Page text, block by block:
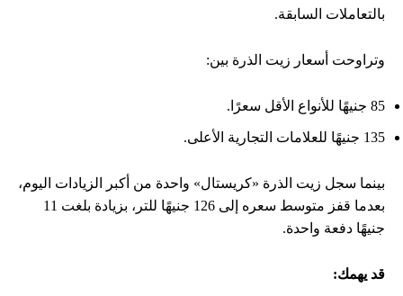
بالتعاملات السابقة.
وتراوحت أسعار زيت الذرة بين:
85 جنيهًا للأنواع الأقل سعرًا.
135 جنيهًا للعلامات التجارية الأعلى.
بينما سجل زيت الذرة «كريستال» واحدة من أكبر الزيادات اليوم،
بعدما قفز متوسط سعره إلى 126 جنيهًا للتر، بزيادة بلغت 11
جنيهًا دفعة واحدة.
قد يهمك: